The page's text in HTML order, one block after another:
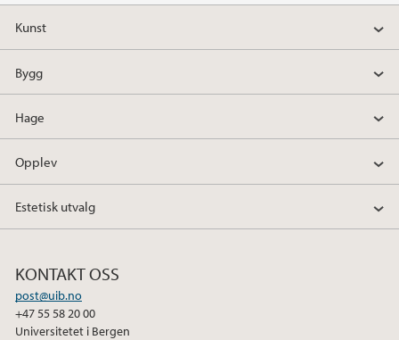
Kunst
Bygg
Hage
Opplev
Estetisk utvalg
KONTAKT OSS
post@uib.no
+47 55 58 20 00
Universitetet i Bergen